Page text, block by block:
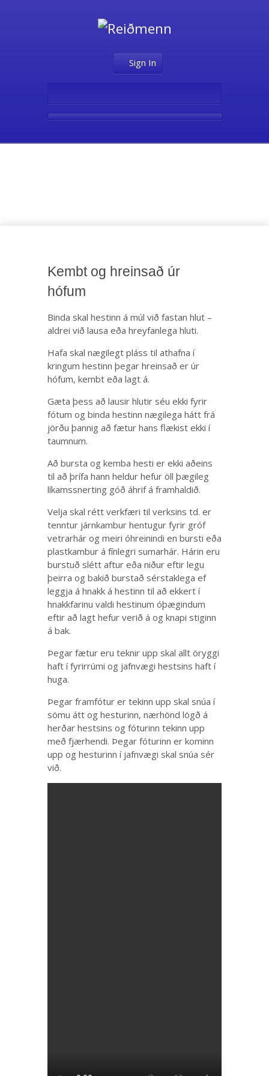
Sign In
Kembt og hreinsað úr
hófum
Binda skal hestinn á múl við fastan hlut –
aldrei við lausa eða hreyfanlega hluti.
Hafa skal nægilegt pláss til athafna í
kringum hestinn þegar hreinsað er úr
hófum, kembt eða lagt á.
Gæta þess að lausir hlutir séu ekki fyrir
fótum og binda hestinn nægilega hátt frá
jörðu þannig að fætur hans flækist ekki í
taumnum.
Að bursta og kemba hesti er ekki aðeins
til að þrífa hann heldur hefur öll þægileg
líkamssnerting góð áhrif á framhaldið.
Velja skal rétt verkfæri til verksins td. er
tenntur járnkambur hentugur fyrir gróf
vetrarhár og meiri óhreinindi en bursti eða
plastkambur á fínlegri sumarhár. Hárin eru
burstuð slétt aftur eða niður eftir legu
þeirra og bakið burstað sérstaklega ef
leggja á hnakk á hestinn til að ekkert í
hnakkfarinu valdi hestinum óþægindum
eftir að lagt hefur verið á og knapi stiginn
á bak.
Þegar fætur eru teknir upp skal allt öryggi
haft í fyrirrúmi og jafnvægi hestsins haft í
huga.
Þegar framfótur er tekinn upp skal snúa í
sömu átt og hesturinn, nærhönd lögð á
herðar hestsins og fóturinn tekinn upp
með fjærhendi. Þegar fóturinn er kominn
upp og hesturinn í jafnvægi skal snúa sér
við.